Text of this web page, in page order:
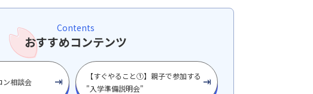
Contents
おすすめコンテンツ
ン相談会
【すぐやること①】親子で参加する
"入学準備説明会"